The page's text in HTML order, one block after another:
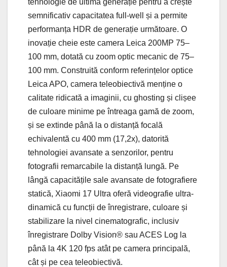
tehnologie de ultimă generație pentru a crește
semnificativ capacitatea full-well și a permite
performanța HDR de generație următoare. O
inovație cheie este camera Leica 200MP 75–
100 mm, dotată cu zoom optic mecanic de 75–
100 mm. Construită conform referințelor optice
Leica APO, camera teleobiectivă menține o
calitate ridicată a imaginii, cu ghosting și clișee
de culoare minime pe întreaga gamă de zoom,
și se extinde până la o distanță focală
echivalentă cu 400 mm (17,2x), datorită
tehnologiei avansate a senzorilor, pentru
fotografii remarcabile la distanță lungă. Pe
lângă capacitățile sale avansate de fotografiere
statică, Xiaomi 17 Ultra oferă videografie ultra-
dinamică cu funcții de înregistrare, culoare și
stabilizare la nivel cinematografic, inclusiv
înregistrare Dolby Vision® sau ACES Log la
până la 4K 120 fps atât pe camera principală,
cât și pe cea teleobiectivă.